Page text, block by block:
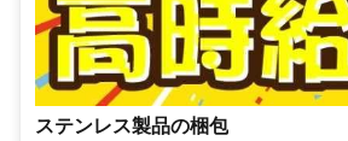
ステンレス製品の梱包